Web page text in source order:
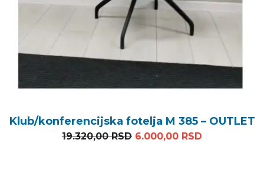
Klub/konferencijska fotelja M 385 – OUTLET
19.320,00RSD Originalna cena je bila:
6.000,00 RSD